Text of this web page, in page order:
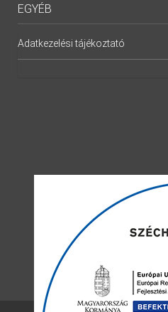
EGYÉB
Adatkezelési tájékoztató